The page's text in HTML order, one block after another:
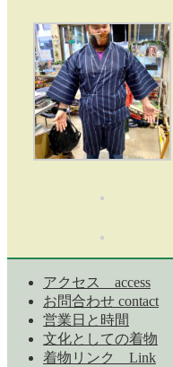
アクセス access
お問合わせ contact
営業日と時間
文化としての着物
着物リンク Link